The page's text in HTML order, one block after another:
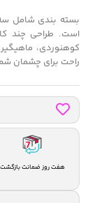
بسته‌ بندی شامل
است. طراحی چند
کوهنوردی،
راحت برای چشمان
هفت روز ضمانت بازگشت